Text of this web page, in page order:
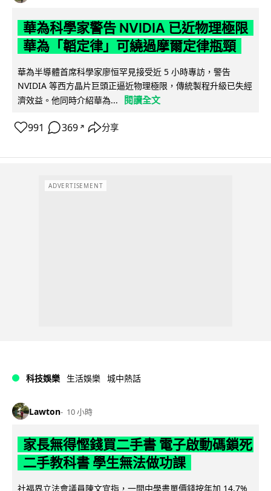
華為科學家警告 NVIDIA 已近物理極限
華為「韜定律」可繞過摩爾定律瓶頸
華為半導體首席科學家廖恒罕見接受近 5 小時專訪，警告
NVIDIA 等西方晶片巨頭正逼近物理極限，傳統製程升級已失經
濟效益。他同時介紹華為...
閱讀全文
991 369 ↗ 分享
ADVERTISEMENT
科技娛樂 生活娛樂 城中熱話
Lawton 10 小時
家長無得慳錢買二手書 電子啟動碼鎖死
二手教科書 學生無法做功課
社福界立法會議員陳文宜指，一間中學書單價錢按年加 14.7%